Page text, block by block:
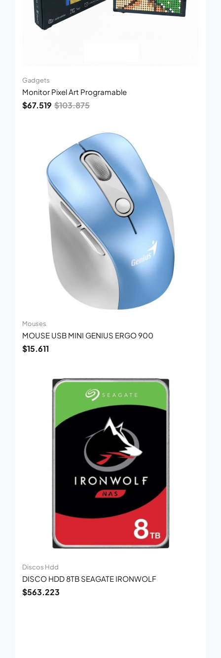
Gadgets
Monitor Pixel Art Programable
$103.875
$67.519
Mouses
MOUSE USB MINI GENIUS ERGO 900
$15.611
Discos Hdd
DISCO HDD 8TB SEAGATE IRONWOLF
$563.223